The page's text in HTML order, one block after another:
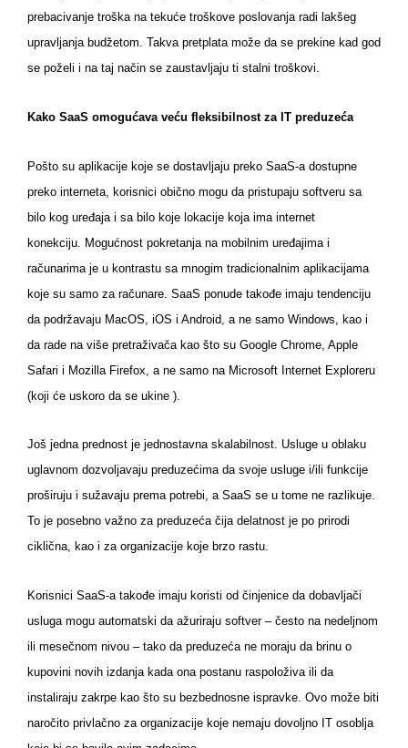
prebacivanje troška na tekuće troškove poslovanja radi lakšeg
upravljanja budžetom. Takva pretplata može da se prekine kad god
se poželi i na taj način se zaustavljaju ti stalni troškovi.
Kako SaaS omogućava veću fleksibilnost za IT preduzeća
Pošto su aplikacije koje se dostavljaju preko SaaS-a dostupne
preko interneta, korisnici obično mogu da pristupaju softveru sa
bilo kog uređaja i sa bilo koje lokacije koja ima internet
konekciju. Mogućnost pokretanja na mobilnim uređajima i
računarima je u kontrastu sa mnogim tradicionalnim aplikacijama
koje su samo za računare. SaaS ponude takođe imaju tendenciju
da podržavaju MacOS, iOS i Android, a ne samo Windows, kao i
da rade na više pretraživača kao što su Google Chrome, Apple
Safari i Mozilla Firefox, a ne samo na Microsoft Internet Exploreru
(koji će uskoro da se ukine ).
Još jedna prednost je jednostavna skalabilnost. Usluge u oblaku
uglavnom dozvoljavaju preduzećima da svoje usluge i/ili funkcije
proširuju i sužavaju prema potrebi, a SaaS se u tome ne razlikuje.
To je posebno važno za preduzeća čija delatnost je po prirodi
ciklična, kao i za organizacije koje brzo rastu.
Korisnici SaaS-a takođe imaju koristi od činjenice da dobavljači
usluga mogu automatski da ažuriraju softver – često na nedeljnom
ili mesečnom nivou – tako da preduzeća ne moraju da brinu o
kupovini novih izdanja kada ona postanu raspoloživa ili da
instaliraju zakrpe kao što su bezbednosne ispravke. Ovo može biti
naročito privlačno za organizacije koje nemaju dovoljno IT osoblja